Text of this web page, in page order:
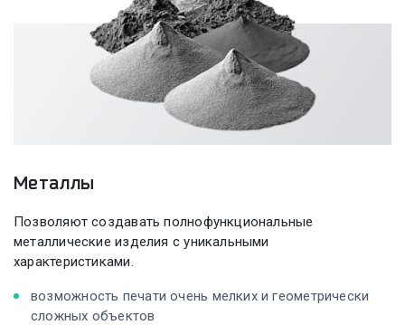
Металлы
Позволяют создавать полнофункциональные
металлические изделия с уникальными
характеристиками.
возможность печати очень мелких и геометрически
сложных объектов